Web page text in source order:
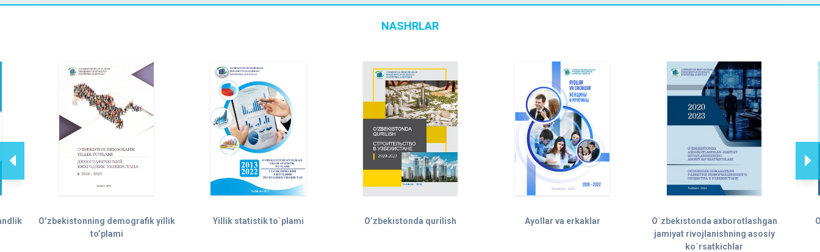
Sevimli TV: Aholi ro‘yxatdan o‘tkaziladi
Sinov tariqasida aholini ro'yhatga olish
NASHRLAR
O’zbekistonning demografik yillik
to’plami
Yillik statistik to`plami O’zbekistonda qurilish Ayollar va erkaklar
O`zbekistonda axborotlashgan
jamiyat rivojlanishning asosiy
ko`rsatkichlar